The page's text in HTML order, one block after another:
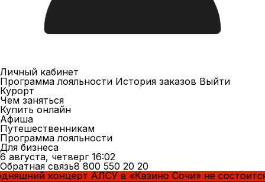
Личный кабинет
Программа лояльности История заказов Выйти
Курорт
Чем заняться
Купить онлайн
Афиша
Путешественникам
Программа лояльности
Для бизнеса
6 августа, четверг 16:02
Обратная связь8 800 550 20 20
АЛСУ в «Казино Сочи» не состоится по